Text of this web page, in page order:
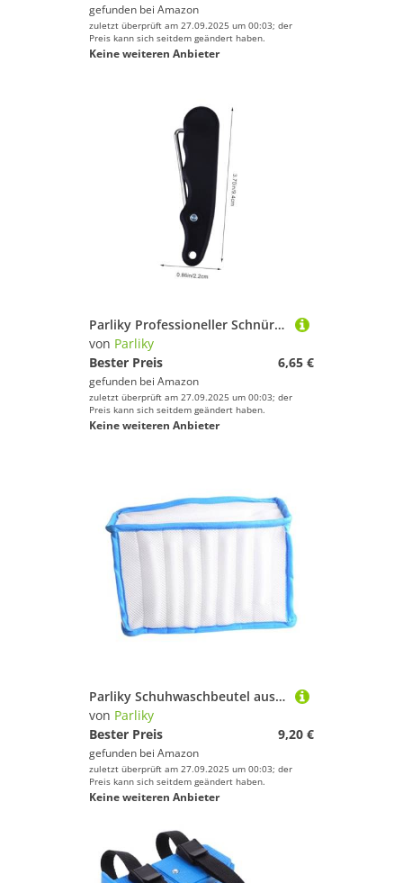
gefunden bei Amazon
zuletzt überprüft am 27.09.2025 um 00:03; der
Preis kann sich seitdem geändert haben.
Keine weiteren Anbieter
Parliky Professioneller Schnürsenkel Spanner für Schlittschuhe Faltbares Tragbares Eishockey schnürsenkel Werkzeug Langlebiger Lace Tightener für Eiskunstlauf und Hockeyschuhe
von Parliky
Bester Preis
6,65 €
gefunden bei Amazon
zuletzt überprüft am 27.09.2025 um 00:03; der
Preis kann sich seitdem geändert haben.
Keine weiteren Anbieter
Parliky Schuhwaschbeutel aus Dickem Mesh mit Reißverschluss Langlebiger Wäschesack für Waschmaschine Schützt Schuhe vor Verformung für Sneaker und Reiseorganisation
von Parliky
Bester Preis
9,20 €
gefunden bei Amazon
zuletzt überprüft am 27.09.2025 um 00:03; der
Preis kann sich seitdem geändert haben.
Keine weiteren Anbieter